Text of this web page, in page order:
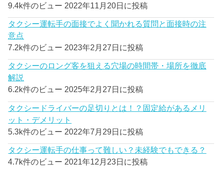
9.4k件のビュー 2022年11月20日に投稿
タクシー運転手の面接でよく聞かれる質問と面接時の注
意点
7.2k件のビュー 2023年2月27日に投稿
タクシーのロング客を狙える穴場の時間帯・場所を徹底
解説
6.2k件のビュー 2025年2月27日に投稿
タクシードライバーの足切りとは！？固定給があるメリ
ット・デメリット
5.3k件のビュー 2022年7月29日に投稿
タクシー運転手の仕事って難しい？未経験でもできる？
4.7k件のビュー 2021年12月23日に投稿